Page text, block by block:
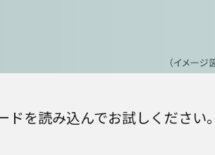
を読み込んでお試しください。